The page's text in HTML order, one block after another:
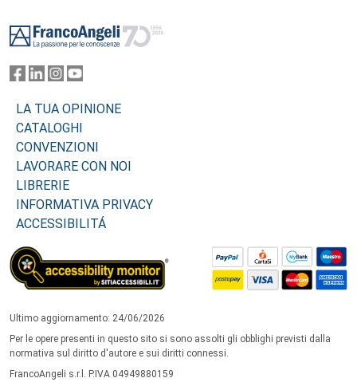
LA TUA OPINIONE
CATALOGHI
CONVENZIONI
LAVORARE CON NOI
LIBRERIE
INFORMATIVA PRIVACY
ACCESSIBILITÁ
Ultimo aggiornamento: 24/06/2026
Per le opere presenti in questo sito si sono assolti gli obblighi previsti dalla
normativa sul diritto d'autore e sui diritti connessi.
FrancoAngeli s.r.l. P.IVA 04949880159